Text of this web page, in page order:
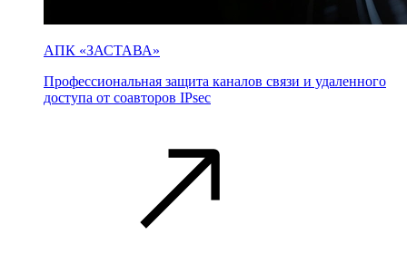
АПК «ЗАСТАВА»
Профессиональная защита каналов связи и удаленного
доступа от соавторов IPsec